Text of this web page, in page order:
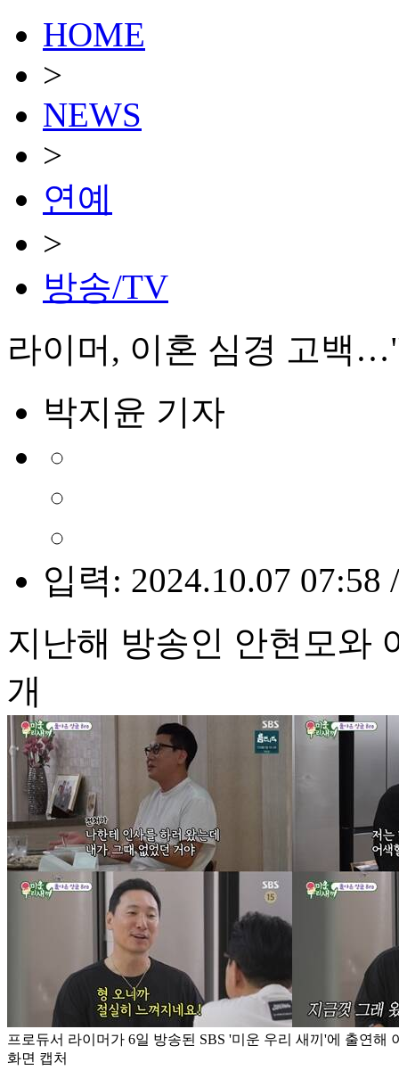
HOME
>
NEWS
>
연예
>
방송/TV
라이머, 이혼 심경 고백
박지윤 기자
입력: 2024.10.07 07:58
지난해 방송인 안현모와
개
프로듀서 라이머가 6일 방송된 SBS '미운 우리 새끼'에 출연해
화면 캡처